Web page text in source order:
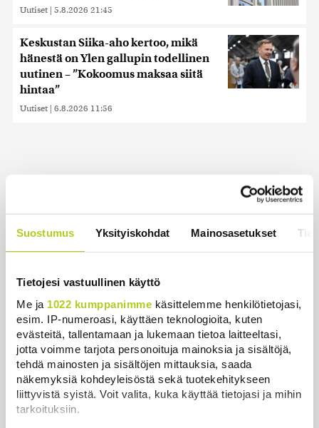
Suostumus Yksityiskohdat Mainosasetukset
Tietojesi vastuullinen käyttö
Me ja 1022 kumppanimme käsittelemme henkilötietojasi,
esim. IP-numeroasi, käyttäen teknologioita, kuten
evästeitä, tallentamaan ja lukemaan tietoa laitteeltasi,
jotta voimme tarjota personoituja mainoksia ja sisältöjä,
tehdä mainosten ja sisältöjen mittauksia, saada
näkemyksiä kohdeyleisöstä sekä tuotekehitykseen
liittyvistä syistä. Voit valita, kuka käyttää tietojasi ja mihin
tarkoituksiin.
Uutiset | 5.8.2026 21:45
Keskustan Siika-aho kertoo, mikä
hänestä on Ylen gallupin todellinen
uutinen – ”Kokoomus maksaa siitä
hintaa”
Uutiset | 6.8.2026 11:56
perinteestä
Historia | Sensaatiolehti piti piilottaa
olympiayleisöltä – oli liian raju myös natseille
itselleen
Uutiset | 8.8.2026 22:15
Helle kurittaa Pohjois-Koreaa – valtionmedia
kehottaa syömään koiranlihasoppaa
Uutiset 8.8.2026 22:06